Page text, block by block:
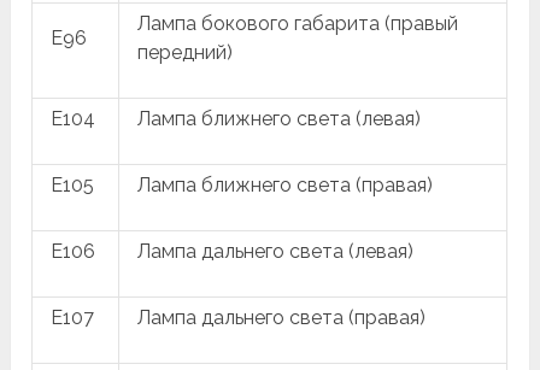
E96
Лампа бокового габарита (правый
передний)
E104 Лампа ближнего света (левая)
E105 Лампа ближнего света (правая)
E106 Лампа дальнего света (левая)
E107 Лампа дальнего света (правая)